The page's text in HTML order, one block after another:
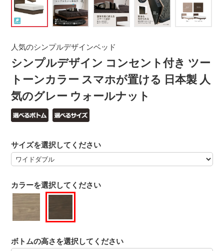
シンプルデザイン コンセント付き ツー
トーンカラー スマホが置ける 日本製 人
気のグレー ウォールナット
人気のシンプルデザインベッド
カラーを選択してください
サイズを選択してください
ボトムの高さを選択してください